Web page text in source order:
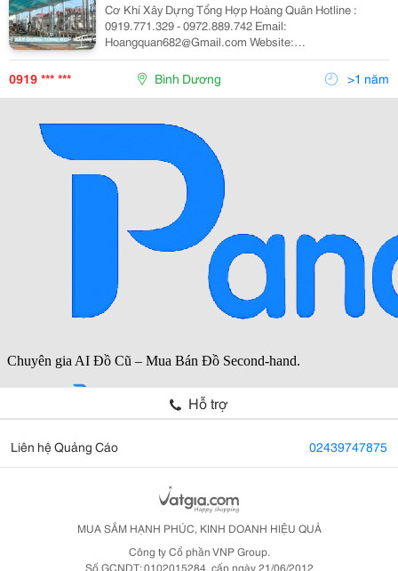
Cơ Khí Xây Dựng Tổng Hợp Hoàng Quân Hotline :
0919.771.329 - 0972.889.742 Email:
Hoangquan682@Gmail.com Website:
Https://Sites.google.com/Site/Maichexep/ Tận Tâm -
Uy Tín - Chất Lượng - Chúng Tôi Chuyên Thiết Kế Thi
Công Mái Hiên Các Loại Tậ
0919 *** *** Bình Dương >1 năm
Hỗ trợ
Liên hệ Quảng Cáo 02439747875
MUA SẮM HẠNH PHÚC, KINH DOANH HIỆU QUẢ
Công ty Cổ phần VNP Group.
Số GCNDT: 0102015284, cấp ngày 21/06/2012